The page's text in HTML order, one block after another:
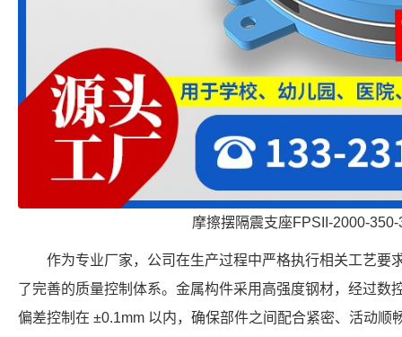
摩擦摆隔震支座FPSII-2000-350-
作为专业厂家，公司在生产过程中严格执行相关工艺要
了完善的质量控制体系。金属构件采用高强度钢材，经过数
偏差控制在 ±0.1mm 以内，确保部件之间配合紧密、活动顺